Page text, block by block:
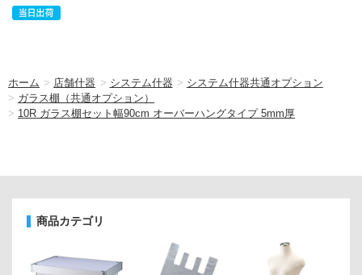
ホーム > 店舗什器 > システム什器 > システム什器共通オプション
> ガラス棚（共通オプション）
> 10R ガラス棚セット幅90cm オーバーハングタイプ 5mm厚
商品カテゴリ